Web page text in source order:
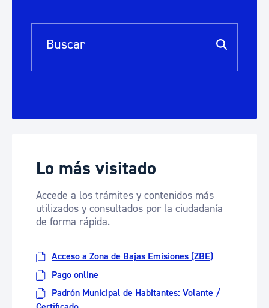
Barra de búsqueda
Lo más visitado
Accede a los trámites y contenidos más
utilizados y consultados por la ciudadanía
de forma rápida.
Acceso a Zona de Bajas Emisiones (ZBE)
Pago online
Padrón Municipal de Habitantes: Volante /